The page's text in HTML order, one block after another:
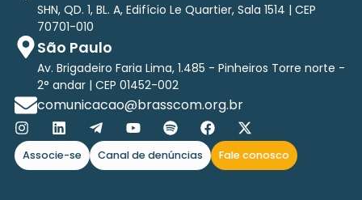
SHN, QD. 1, BL. A, Edifício Le Quartier, Sala 1514 | CEP
70701-010
São Paulo
Av. Brigadeiro Faria Lima, 1.485 - Pinheiros Torre norte -
2° andar | CEP 01452-002
comunicacao@brasscom.org.br
Associe-se Canal de denúncias Fale conosco